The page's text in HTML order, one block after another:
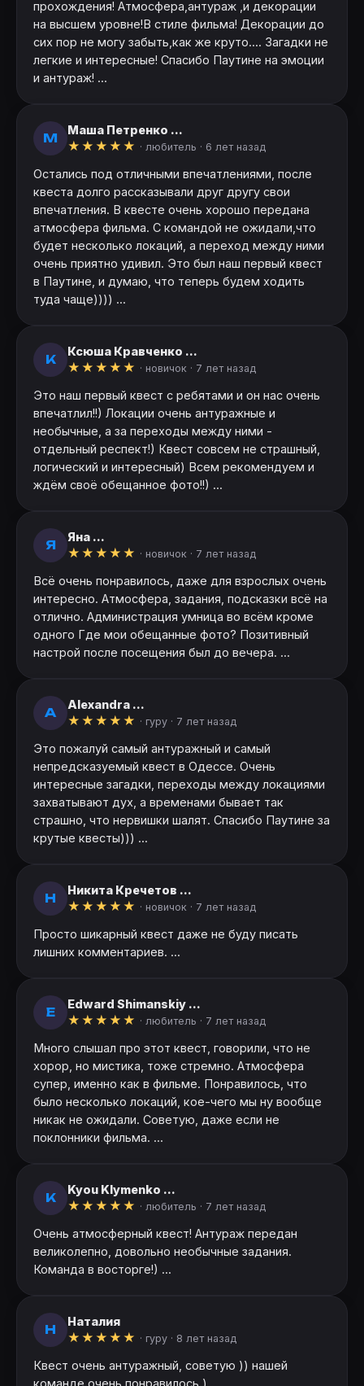
прохождения! Атмосфера,антураж ,и декорации
на высшем уровне!В стиле фильма! Декорации до
сих пор не могу забыть,как же круто.... Загадки не
легкие и интересные! Спасибо Паутине на эмоции
и антураж! ...
М
Маша Петренко ...
★ ★ ★ ★ ★ · любитель · 6 лет назад
Остались под отличными впечатлениями, после
квеста долго рассказывали друг другу свои
впечатления. В квесте очень хорошо передана
атмосфера фильма. С командой не ожидали,что
будет несколько локаций, а переход между ними
очень приятно удивил. Это был наш первый квест
в Паутине, и думаю, что теперь будем ходить
туда чаще)))) ...
К
Ксюша Кравченко ...
★ ★ ★ ★ ★ · новичок · 7 лет назад
Это наш первый квест с ребятами и он нас очень
впечатлил!!) Локации очень антуражные и
необычные, а за переходы между ними -
отдельный респект!) Квест совсем не страшный,
логический и интересный) Всем рекомендуем и
ждём своё обещанное фото!!) ...
Я
Яна ...
★ ★ ★ ★ ★ · новичок · 7 лет назад
Всё очень понравилось, даже для взрослых очень
интересно. Атмосфера, задания, подсказки всё на
отлично. Администрация умница во всём кроме
одного Где мои обещанные фото? Позитивный
настрой после посещения был до вечера. ...
A
Alexandra ...
★ ★ ★ ★ ★ · гуру · 7 лет назад
Это пожалуй самый антуражный и самый
непредсказуемый квест в Одессе. Очень
интересные загадки, переходы между локациями
захватывают дух, а временами бывает так
страшно, что нервишки шалят. Спасибо Паутине за
крутые квесты))) ...
Н
Никита Кречетов ...
★ ★ ★ ★ ★ · новичок · 7 лет назад
Просто шикарный квест даже не буду писать
лишних комментариев. ...
E
Edward Shimanskiy ...
★ ★ ★ ★ ★ · любитель · 7 лет назад
Много слышал про этот квест, говорили, что не
хорор, но мистика, тоже стремно. Атмосфера
супер, именно как в фильме. Понравилось, что
было несколько локаций, кое-чего мы ну вообще
никак не ожидали. Советую, даже если не
поклонники фильма. ...
K
Kyou Klymenko ...
★ ★ ★ ★ ★ · любитель · 7 лет назад
Очень атмосферный квест! Антураж передан
великолепно, довольно необычные задания.
Команда в восторге!) ...
Н
Наталия
★ ★ ★ ★ ★ · гуру · 8 лет назад
Квест очень антуражный, советую )) нашей
команде очень понравилось ) ...